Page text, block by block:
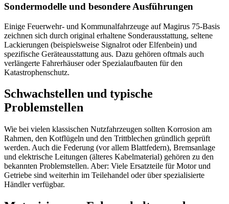
Sondermodelle und besondere Ausführungen
Einige Feuerwehr- und Kommunalfahrzeuge auf Magirus 75-Basis
zeichnen sich durch original erhaltene Sonderausstattung, seltene
Lackierungen (beispielsweise Signalrot oder Elfenbein) und
spezifische Geräteausstattung aus. Dazu gehören oftmals auch
verlängerte Fahrerhäuser oder Spezialaufbauten für den
Katastrophenschutz.
Schwachstellen und typische
Problemstellen
Wie bei vielen klassischen Nutzfahrzeugen sollten Korrosion am
Rahmen, den Kotflügeln und den Trittblechen gründlich geprüft
werden. Auch die Federung (vor allem Blattfedern), Bremsanlage
und elektrische Leitungen (älteres Kabelmaterial) gehören zu den
bekannten Problemstellen. Aber: Viele Ersatzteile für Motor und
Getriebe sind weiterhin im Teilehandel oder über spezialisierte
Händler verfügbar.